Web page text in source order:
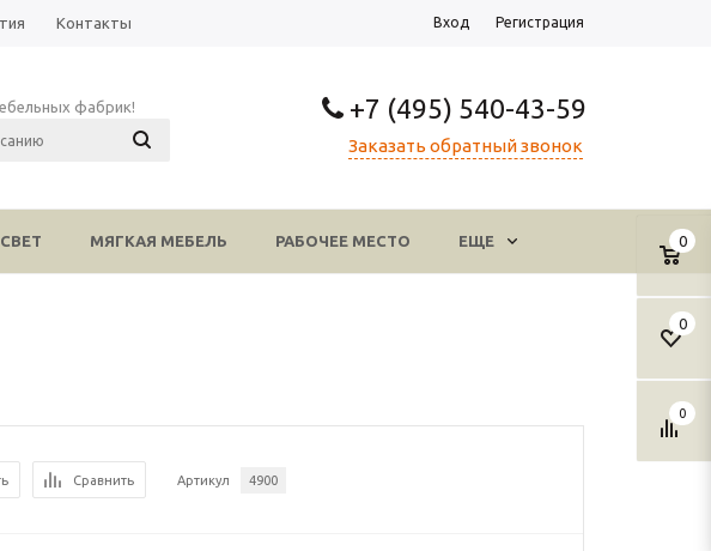
Контакты Вход Регистрация
+7 (495) 540-43-59
Заказать обратный звонок
фабрик!
0
0
0
СВЕТ МЯГКАЯ МЕБЕЛЬ РАБОЧЕЕ МЕСТО ЕЩЕ
Сравнить Артикул 4900